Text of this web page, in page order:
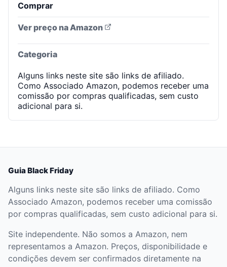
Comprar
Ver preço na Amazon
Categoria
Alguns links neste site são links de afiliado.
Como Associado Amazon, podemos receber uma
comissão por compras qualificadas, sem custo
adicional para si.
Guia Black Friday
Alguns links neste site são links de afiliado. Como
Associado Amazon, podemos receber uma comissão
por compras qualificadas, sem custo adicional para si.
Site independente. Não somos a Amazon, nem
representamos a Amazon. Preços, disponibilidade e
condições devem ser confirmados diretamente na